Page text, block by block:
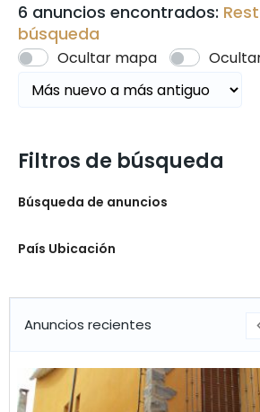
6 anuncios encontrados:
búsqueda
Ocultar mapa
Filtros de búsqueda
Búsqueda de anuncios
País Ubicación
Anuncios recientes